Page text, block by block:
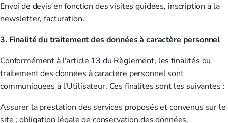
Envoi de devis en fonction des visites guidées, inscription à la
newsletter, facturation.
3. Finalité du traitement des données à caractère personnel
Conformément à l'article 13 du Règlement, les finalités du
traitement des données à caractère personnel sont
communiquées à l'Utilisateur. Ces finalités sont les suivantes :
Assurer la prestation des services proposés et convenus sur le
site ; obligation légale de conservation des données.